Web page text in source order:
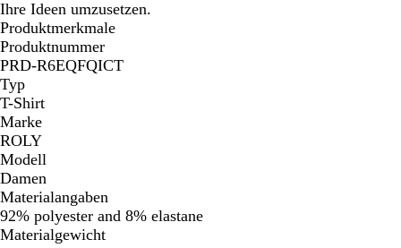
Ihre Ideen umzusetzen.
Produktmerkmale
Produktnummer
PRD-R6EQFQICT
Typ
T-Shirt
Marke
ROLY
Modell
Damen
Materialangaben
92% polyester and 8% elastane
Materialgewicht